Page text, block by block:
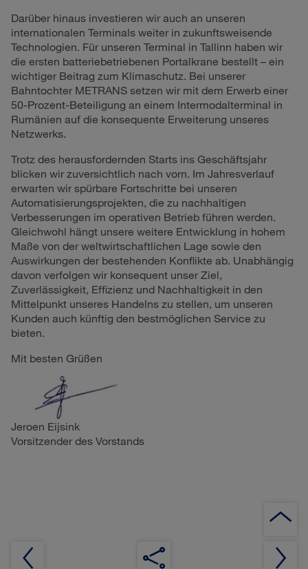
Darüber hinaus investieren wir auch an unseren
internationalen Terminals weiter in zukunftsweisende
Technologien. Für unseren Terminal in Tallinn haben wir
die ersten batteriebetriebenen Portalkrane bestellt – ein
wichtiger Beitrag zum Klimaschutz. Bei unserer
Bahntochter METRANS setzen wir mit dem Erwerb einer
50-Prozent-Beteiligung an einem Intermodalterminal in
Rumänien auf die konsequente Erweiterung unseres
Netzwerks.
Trotz des herausfordernden Starts ins Geschäftsjahr
blicken wir zuversichtlich nach vorn. Im Jahresverlauf
erwarten wir spürbare Fortschritte bei unseren
Automatisierungsprojekten, die zu nachhaltigen
Verbesserungen im operativen Betrieb führen werden.
Gleichwohl hängt unsere weitere Entwicklung in hohem
Maße von der weltwirtschaftlichen Lage sowie den
Auswirkungen der bestehenden Konflikte ab. Unabhängig
davon verfolgen wir konsequent unser Ziel,
Zuverlässigkeit, Effizienz und Nachhaltigkeit in den
Mittelpunkt unseres Handelns zu stellen, um unseren
Kunden auch künftig den bestmöglichen Service zu
bieten.
Mit besten Grüßen
Jeroen Eijsink
Vorsitzender des Vorstands